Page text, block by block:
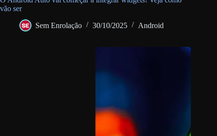
vão ser
Sem Enrolação 30/10/2025 Android